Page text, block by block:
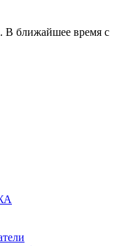
В ближайшее время с